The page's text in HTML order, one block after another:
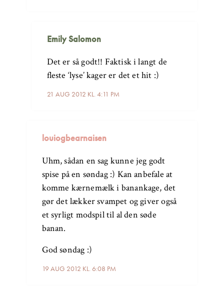
Emily Salomon
21 AUG 2012 KL. 4:11 PM
Det er så godt!! Faktisk i langt de
fleste ‘lyse’ kager er det et hit :)
louiogbearnaisen
19 AUG 2012 KL. 6:08 PM
Uhm, sådan en sag kunne jeg godt
spise på en søndag :) Kan anbefale at
komme kærnemælk i banankage, det
gør det lækker svampet og giver også
et syrligt modspil til al den søde
banan.
God søndag :)